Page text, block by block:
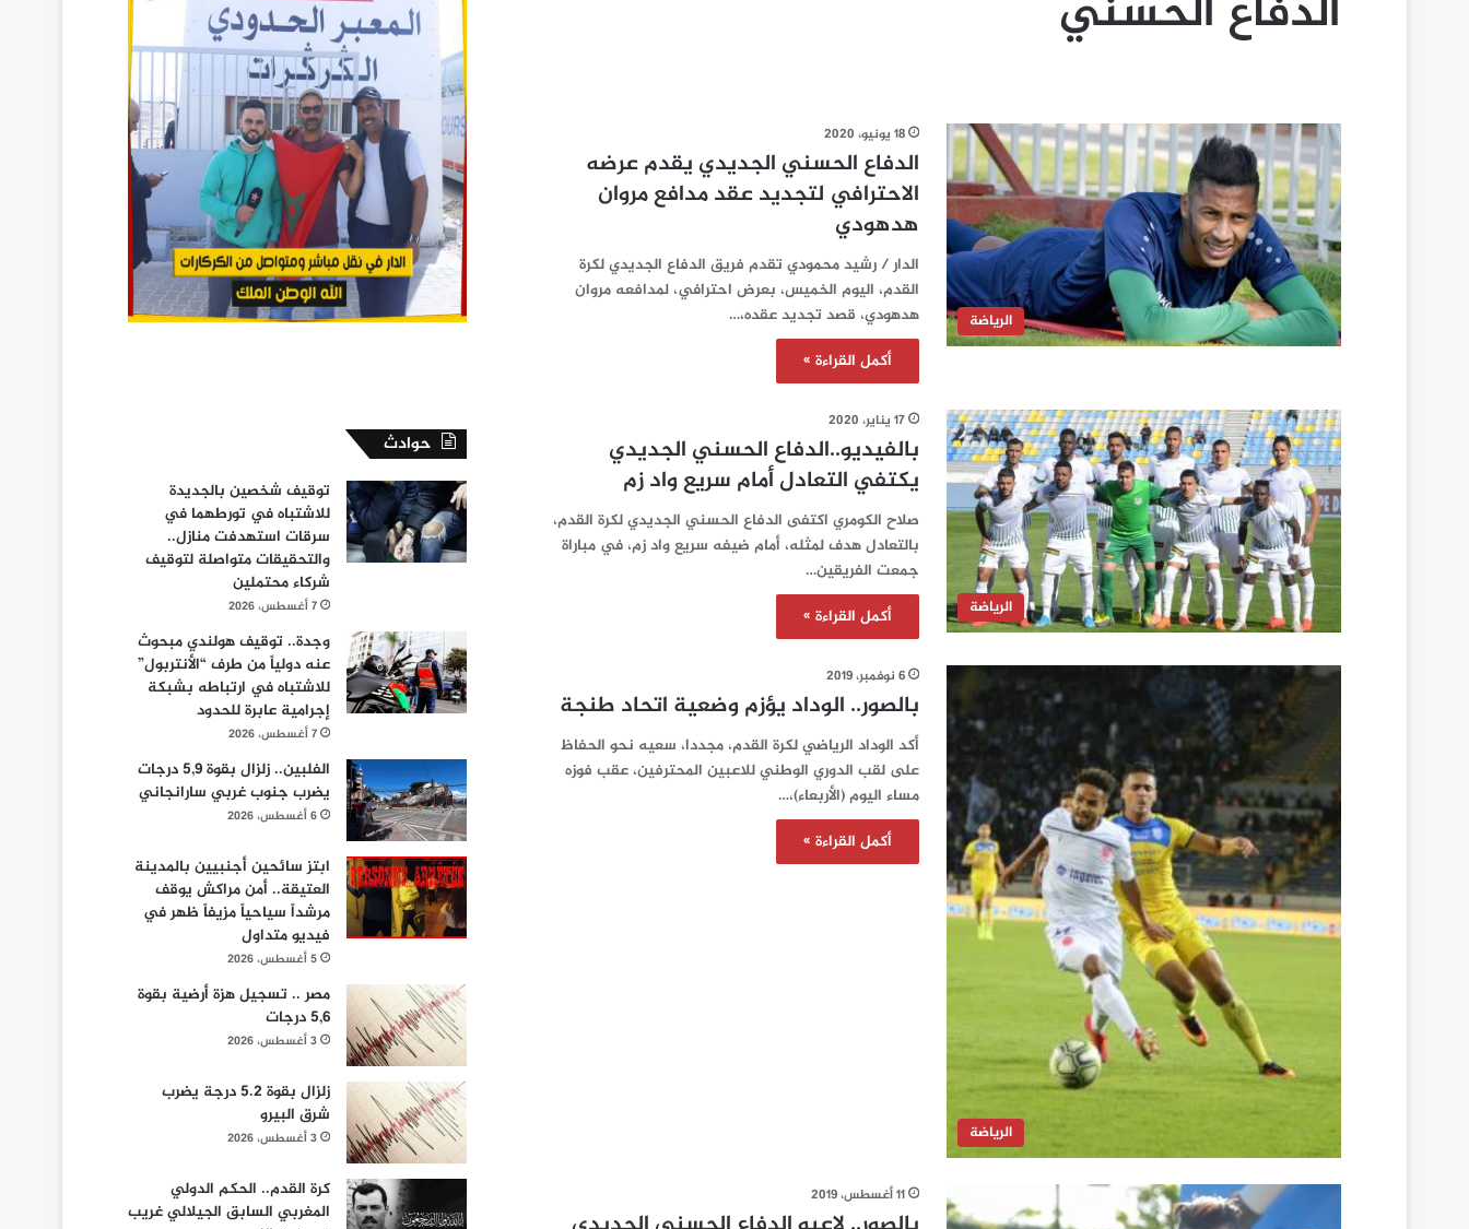
الدفاع الحسني
الرياضة
18 يونيو، 2020
الدفاع الحسني الجديدي يقدم عرضه
الاحترافي لتجديد عقد مدافع مروان
هدهودي
الدار / رشيد محمودي تقدم فريق الدفاع الجديدي لكرة
القدم، اليوم الخميس، بعرض احترافي، لمدافعه مروان
هدهودي، قصد تجديد عقده،…
أكمل القراءة »
الرياضة
17 يناير، 2020
بالفيديو..الدفاع الحسني الجديدي
يكتفي التعادل أمام سريع واد زم
صلاح الكومري اكتفى الدفاع الحسني الجديدي لكرة القدم،
بالتعادل هدف لمثله، أمام ضيفه سريع واد زم، في مباراة
جمعت الفريقين…
أكمل القراءة »
الرياضة
6 نوفمبر، 2019
بالصور.. الوداد يؤزم وضعية اتحاد طنجة
أكد الوداد الرياضي لكرة القدم، مجددا، سعيه نحو الحفاظ
على لقب الدوري الوطني للاعبين المحترفين، عقب فوزه
مساء اليوم (الأربعاء)،…
أكمل القراءة »
11 أغسطس، 2019
حوادث
توقيف شخصين بالجديدة
للاشتباه في تورطهما في
سرقات استهدفت منازل..
والتحقيقات متواصلة لتوقيف
شركاء محتملين
7 أغسطس، 2026
وجدة.. توقيف هولندي مبحوث
عنه دولياً من طرف “الأنتربول”
للاشتباه في ارتباطه بشبكة
إجرامية عابرة للحدود
7 أغسطس، 2026
الفلبين.. زلزال بقوة 5,9 درجات
يضرب جنوب غربي سارانجاني
6 أغسطس، 2026
ابتز سائحين أجنبيين بالمدينة
العتيقة.. أمن مراكش يوقف
مرشداً سياحياً مزيفاً ظهر في
فيديو متداول
5 أغسطس، 2026
مصر .. تسجيل هزة أرضية بقوة
5,6 درجات
3 أغسطس، 2026
زلزال بقوة 5.2 درجة يضرب
شرق البيرو
3 أغسطس، 2026
كرة القدم.. الحكم الدولي
المغربي السابق الجيلالي غريب